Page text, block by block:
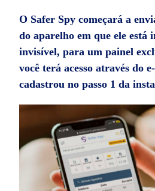
O Safer Spy começará a
do aparelho em que ele está
invisível, para um painel
você terá acesso através do
cadastrou no passo 1 da